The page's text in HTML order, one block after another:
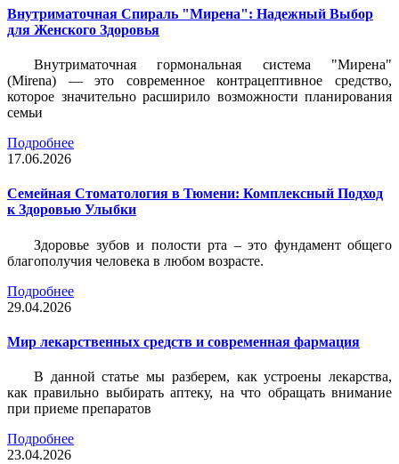
Внутриматочная Спираль "Мирена": Надежный Выбор
для Женского Здоровья
Внутриматочная гормональная система "Мирена"
(Mirena) — это современное контрацептивное средство,
которое значительно расширило возможности планирования
семьи
Подробнее
17.06.2026
Семейная Стоматология в Тюмени: Комплексный Подход
к Здоровью Улыбки
Здоровье зубов и полости рта – это фундамент общего
благополучия человека в любом возрасте.
Подробнее
29.04.2026
Мир лекарственных средств и современная фармация
В данной статье мы разберем, как устроены лекарства,
как правильно выбирать аптеку, на что обращать внимание
при приеме препаратов
Подробнее
23.04.2026